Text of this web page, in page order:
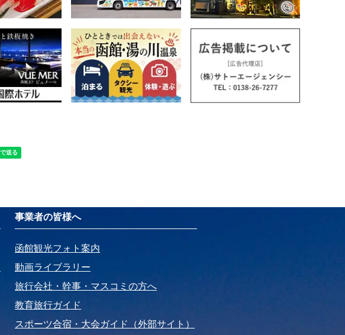
事業者の皆様へ
函館観光フォト案内
動画ライブラリー
旅行会社・幹事・マスコミの方へ
教育旅行ガイド
スポーツ合宿・大会ガイド（外部サイト）